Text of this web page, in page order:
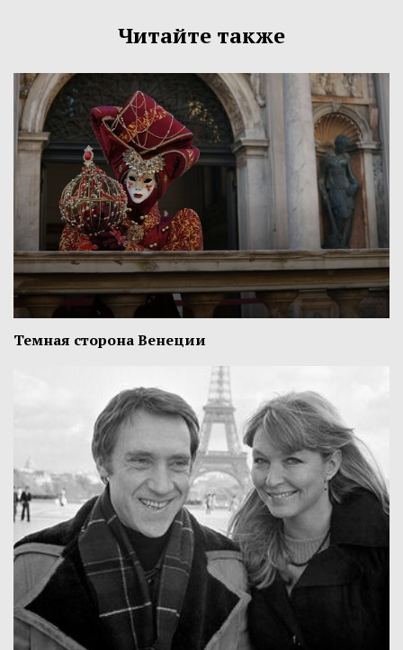
Читайте также
Темная сторона Венеции